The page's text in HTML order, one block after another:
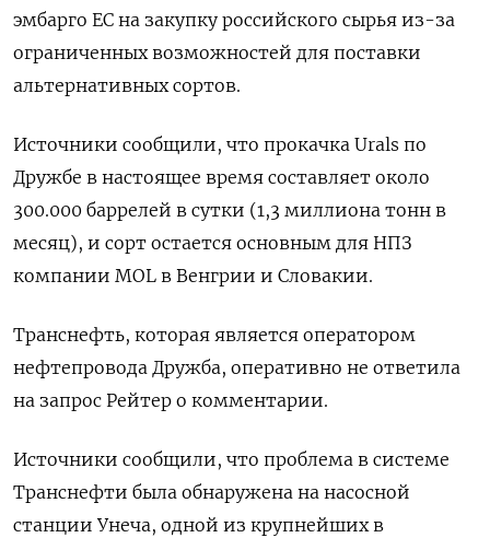
эмбарго ЕС на закупку российского сырья из-за
ограниченных возможностей для поставки
альтернативных сортов.
Источники сообщили, что прокачка Urals по
Дружбе в настоящее время составляет около
300.000 баррелей в сутки (1,3 миллиона тонн в
месяц), и сорт остается основным для НПЗ
компании MOL в Венгрии и Словакии.
Транснефть, которая является оператором
нефтепровода Дружба, оперативно не ответила
на запрос Рейтер о комментарии.
Источники сообщили, что проблема в системе
Транснефти была обнаружена на насосной
станции Унеча, одной из крупнейших в